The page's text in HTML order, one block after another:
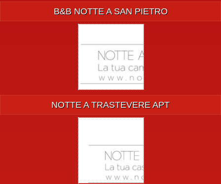
B&B NOTTE A SAN PIETRO
NOTTE A TRASTEVERE APT